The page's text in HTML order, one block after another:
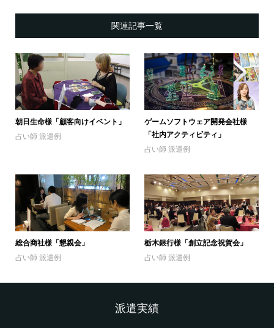
関連記事一覧
朝日生命様「顧客向けイベント」
占い師 派遣例
ゲームソフトウェア開発会社様
「社内アクティビティ」
占い師 派遣例
総合商社様「懇親会」
占い師 派遣例
栃木銀行様「創立記念祝賀会」
占い師 派遣例
派遣実績